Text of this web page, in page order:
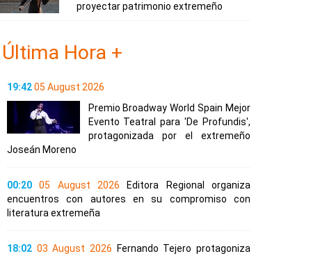
proyectar patrimonio extremeño
Última Hora +
19:4205 August 2026
Premio Broadway World Spain Mejor
Evento Teatral para 'De Profundis',
protagonizada por el extremeño
Joseán Moreno
00:20 05 August 2026
Editora Regional organiza
encuentros con autores en su compromiso con
literatura extremeña
18:02 03 August 2026
Fernando Tejero protagoniza